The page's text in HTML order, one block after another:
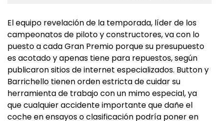
El equipo revelación de la temporada, líder de los
campeonatos de piloto y constructores, va con lo
puesto a cada Gran Premio porque su presupuesto
es acotado y apenas tiene para repuestos, según
publicaron sitios de internet especializados. Button y
Barrichello tienen orden estricta de cuidar su
herramienta de trabajo con un mimo especial, ya
que cualquier accidente importante que dañe el
coche en ensayos o clasificación podría poner en